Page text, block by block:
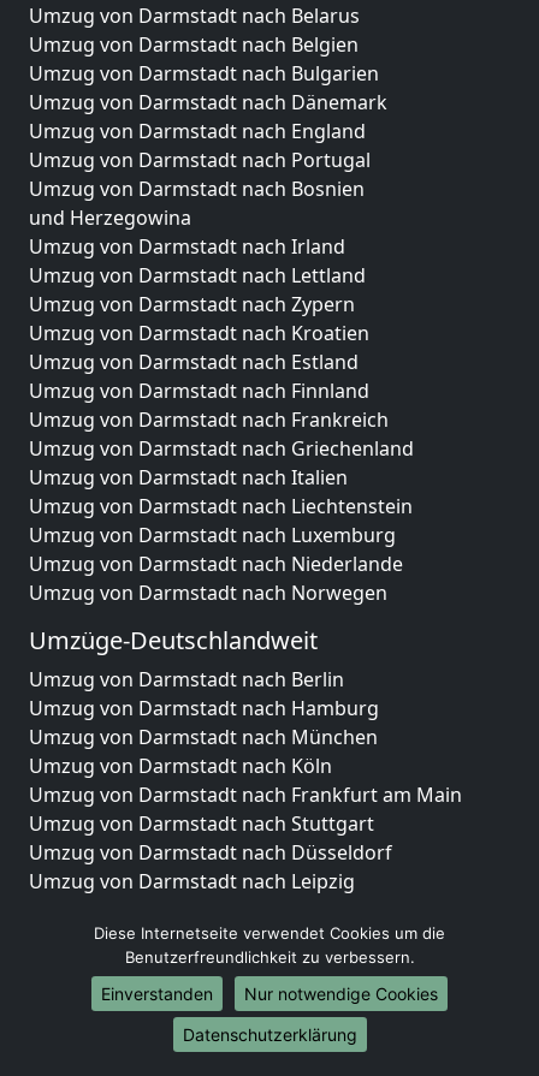
Umzug von Darmstadt nach Belarus
Umzug von Darmstadt nach Belgien
Umzug von Darmstadt nach Bulgarien
Umzug von Darmstadt nach Dänemark
Umzug von Darmstadt nach England
Umzug von Darmstadt nach Portugal
Umzug von Darmstadt nach Bosnien
und Herzegowina
Umzug von Darmstadt nach Irland
Umzug von Darmstadt nach Lettland
Umzug von Darmstadt nach Zypern
Umzug von Darmstadt nach Kroatien
Umzug von Darmstadt nach Estland
Umzug von Darmstadt nach Finnland
Umzug von Darmstadt nach Frankreich
Umzug von Darmstadt nach Griechenland
Umzug von Darmstadt nach Italien
Umzug von Darmstadt nach Liechtenstein
Umzug von Darmstadt nach Luxemburg
Umzug von Darmstadt nach Niederlande
Umzug von Darmstadt nach Norwegen
Umzüge-Deutschlandweit
Umzug von Darmstadt nach Berlin
Umzug von Darmstadt nach Hamburg
Umzug von Darmstadt nach München
Umzug von Darmstadt nach Köln
Umzug von Darmstadt nach Frankfurt am Main
Umzug von Darmstadt nach Stuttgart
Umzug von Darmstadt nach Düsseldorf
Umzug von Darmstadt nach Leipzig
Umzug von Darmstadt nach Essen
Umzug von Darmstadt nach Bremen
Umzug von Darmstadt nach Dresden
Umzug von Darmstadt nach Hannover
Umzug von Darmstadt nach Nürnberg
Diese Internetseite verwendet Cookies um die
Benutzerfreundlichkeit zu verbessern.
Einverstanden
Nur notwendige Cookies
Datenschutzerklärung